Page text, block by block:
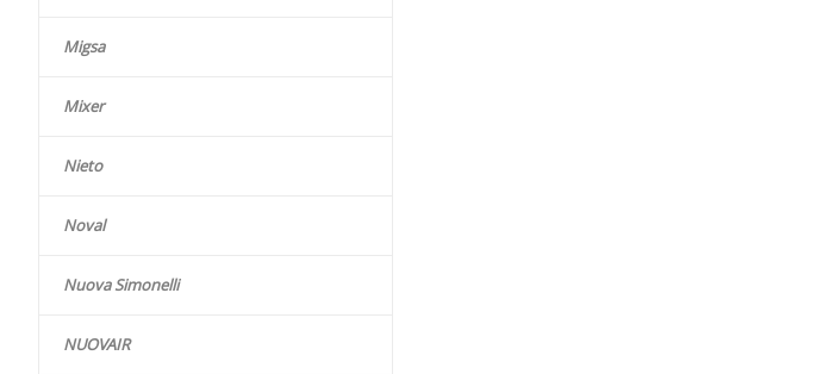
Migsa
Mixer
Nieto
Noval
Nuova Simonelli
NUOVAIR